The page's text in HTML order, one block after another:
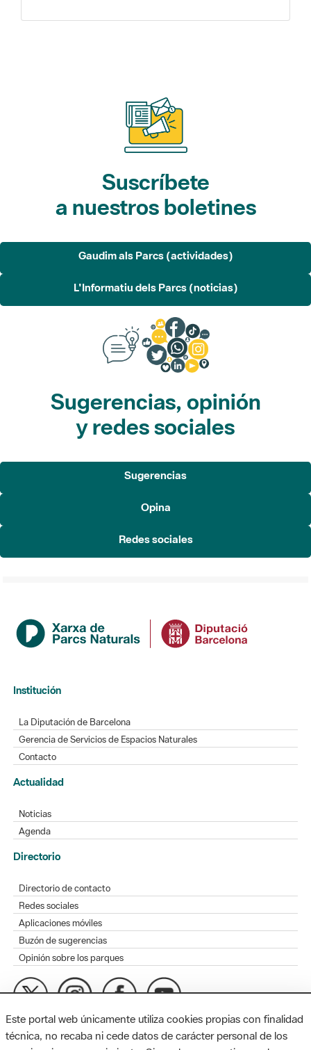
Suscríbete
a nuestros boletines
Gaudim als Parcs (actividades)
L'Informatiu dels Parcs (noticias)
Sugerencias, opinión
y redes sociales
Sugerencias
Opina
Redes sociales
Institución
La Diputación de Barcelona
Gerencia de Servicios de Espacios Naturales
Contacto
Actualidad
Noticias
Agenda
Directorio
Directorio de contacto
Redes sociales
Aplicaciones móviles
Buzón de sugerencias
Opinión sobre los parques
MAPA WEB AVISO LEGAL ACCESIBILIDAD
Este portal web únicamente utiliza cookies propias con finalidad
técnica, no recaba ni cede datos de carácter personal de los